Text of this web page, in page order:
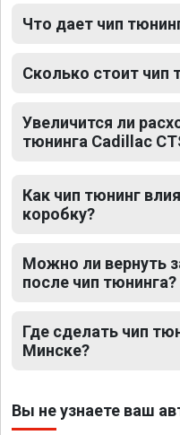
Что дает чип
Сколько стоит чип
Увеличится ли
тюнинга Cadillac
Как чип тюнинг
коробку?
Можно ли вернуть
после чип тюнинга?
Где сделать чип
Минске?
Вы не узнаете ваш